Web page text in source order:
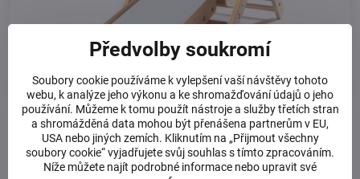
11
03/24
Znáte prolézačky a pohybový nábytek do
dětských pokojíčků od Antonie&Emma?
Předvolby soukromí
Soubory cookie používáme k vylepšení vaší návštěvy tohoto
webu, k analýze jeho výkonu a ke shromažďování údajů o jeho
používání. Můžeme k tomu použít nástroje a služby třetích stran
a shromážděná data mohou být přenášena partnerům v EU,
USA nebo jiných zemích. Kliknutím na „Přijmout všechny
soubory cookie“ vyjadřujete svůj souhlas s tímto zpracováním.
Níže můžete najít podrobné informace nebo upravit své